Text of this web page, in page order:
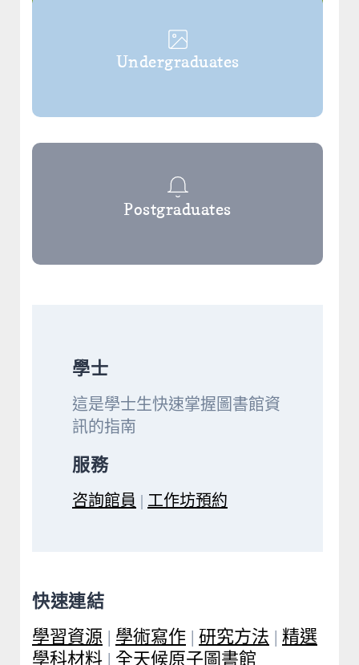
Undergraduates
Postgraduates
學士
這是學士生快速掌握圖書館資
訊的指南
服務
咨詢館員 | 工作坊預約
快速連結
學習資源 | 學術寫作 | 研究方法 | 精選
學科材料 | 全天候原子圖書館